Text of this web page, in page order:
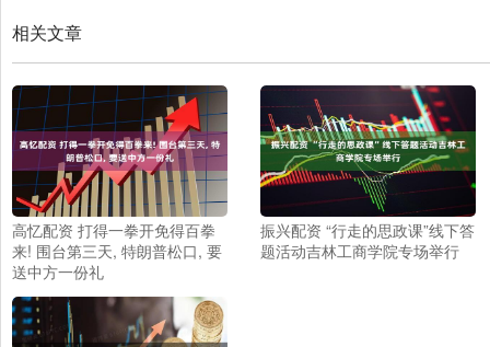
相关文章
高忆配资 打得一拳开免得百拳
来! 围台第三天, 特朗普松口, 要
送中方一份礼
振兴配资 “行走的思政课”线下答
题活动吉林工商学院专场举行